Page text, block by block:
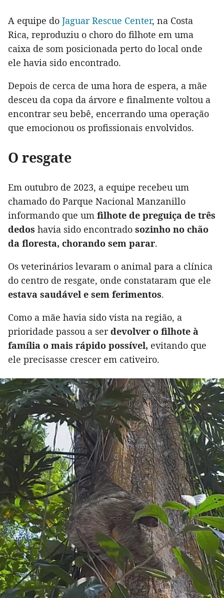
A equipe do Jaguar Rescue Center, na Costa
Rica, reproduziu o choro do filhote em uma
caixa de som posicionada perto do local onde
ele havia sido encontrado.
Depois de cerca de uma hora de espera, a mãe
desceu da copa da árvore e finalmente voltou a
encontrar seu bebê, encerrando uma operação
que emocionou os profissionais envolvidos.
O resgate
Em outubro de 2023, a equipe recebeu um
chamado do Parque Nacional Manzanillo
informando que um filhote de preguiça de três
dedos havia sido encontrado sozinho no chão
da floresta, chorando sem parar.
Os veterinários levaram o animal para a clínica
do centro de resgate, onde constataram que ele
estava saudável e sem ferimentos.
Como a mãe havia sido vista na região, a
prioridade passou a serdevolver o filhote à
família o mais rápido possível, evitando que
ele precisasse crescer em cativeiro.